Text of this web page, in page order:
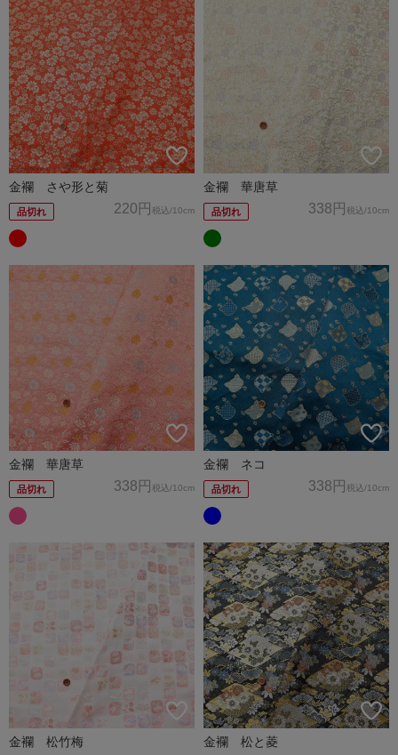
金襴 さや形と菊
品切れ 220円 税込/10cm
金襴 華唐草
品切れ 338円 税込/10cm
金襴 華唐草
品切れ 338円 税込/10cm
金襴 ネコ
品切れ 338円 税込/10cm
金襴 松竹梅 金襴 松と菱